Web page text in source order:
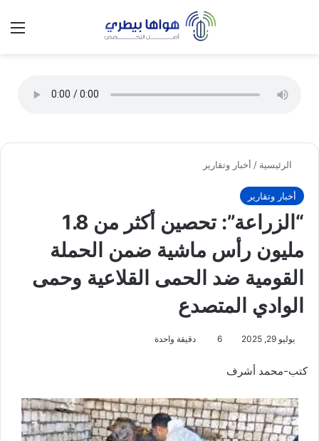
الوضع
الرئيسية / أخبار وتقارير
أخبار وتقارير
“الزراعة”: تحصين أكثر من 1.8
مليون رأس ماشية ضمن الحملة
القومية ضد الحمى القلاعية وحمى
الوادي المتصدع
يوليو 29, 2025 6 دقيقة واحدة
كتب-محمد أشرف